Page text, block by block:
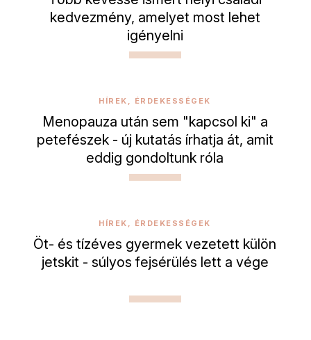
kedvezmény, amelyet most lehet
igényelni
HÍREK, ÉRDEKESSÉGEK
Menopauza után sem "kapcsol ki" a
petefészek - új kutatás írhatja át, amit
eddig gondoltunk róla
HÍREK, ÉRDEKESSÉGEK
Öt- és tízéves gyermek vezetett külön
jetskit - súlyos fejsérülés lett a vége